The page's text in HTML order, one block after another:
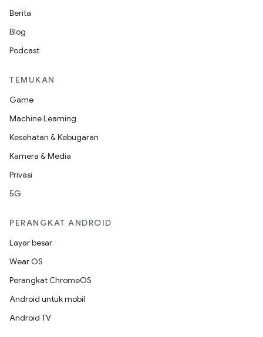
Berita
Blog
Podcast
TEMUKAN
Game
Machine Learning
Kesehatan & Kebugaran
Kamera & Media
Privasi
5G
PERANGKAT ANDROID
Layar besar
Wear OS
Perangkat ChromeOS
Android untuk mobil
Android TV